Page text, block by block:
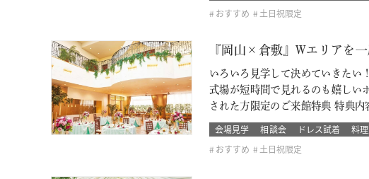
おすすめ
土日祝限定
『岡山×倉敷』Wエリアを
いろいろ見学して決めていきたい
式場が短時間で見れるのも嬉しい
された方限定のご来館特典 特典
会場見学 相談会 ドレス試着 料
おすすめ
土日祝限定